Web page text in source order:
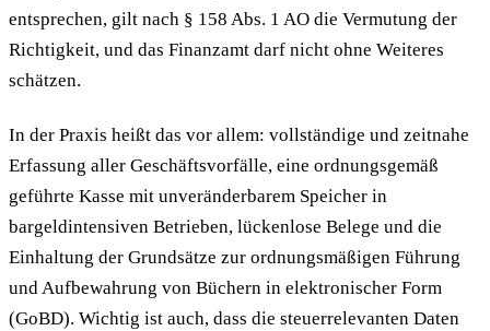
entsprechen, gilt nach § 158 Abs. 1 AO die Vermutung der
Richtigkeit, und das Finanzamt darf nicht ohne Weiteres
schätzen.
In der Praxis heißt das vor allem: vollständige und zeitnahe
Erfassung aller Geschäftsvorfälle, eine ordnungsgemäß
geführte Kasse mit unveränderbarem Speicher in
bargeldintensiven Betrieben, lückenlose Belege und die
Einhaltung der Grundsätze zur ordnungsmäßigen Führung
und Aufbewahrung von Büchern in elektronischer Form
(GoBD). Wichtig ist auch, dass die steuerrelevanten Daten